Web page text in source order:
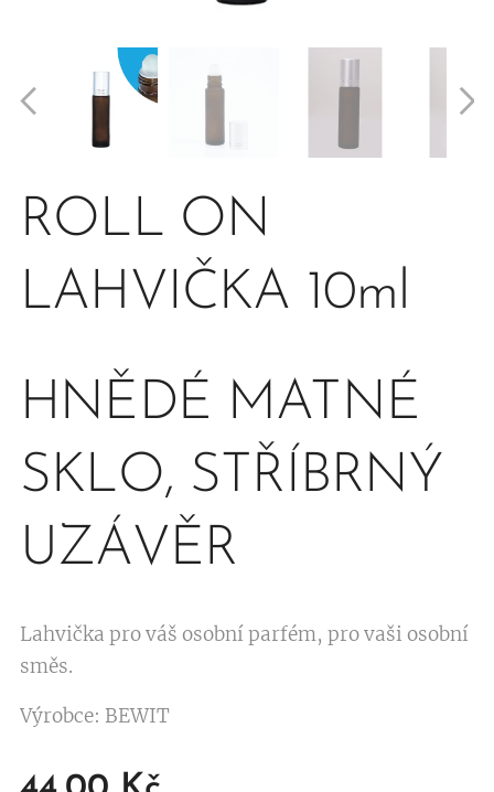
ROLL ON
LAHVIČKA 10ml
HNĚDÉ MATNÉ
SKLO, STŘÍBRNÝ
UZÁVĚR
Lahvička pro váš osobní parfém, pro vaši osobní
směs.
Výrobce: BEWIT